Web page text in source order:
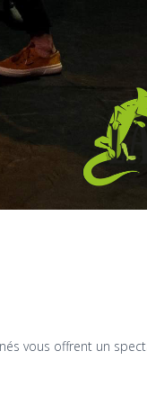
vous offrent un